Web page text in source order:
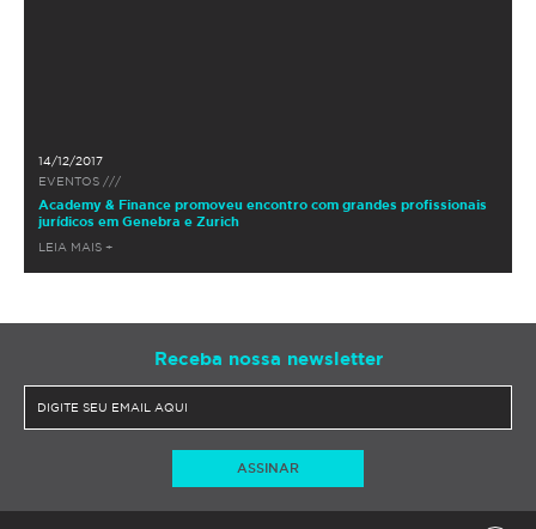
14/12/2017
EVENTOS ///
Academy & Finance promoveu encontro com grandes profissionais
jurídicos em Genebra e Zurich
LEIA MAIS +
Receba nossa newsletter